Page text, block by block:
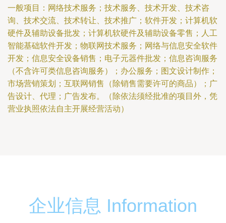
一般项目：网络技术服务；技术服务、技术开发、技术咨
询、技术交流、技术转让、技术推广；软件开发；计算机软
硬件及辅助设备批发；计算机软硬件及辅助设备零售；人工
智能基础软件开发；物联网技术服务；网络与信息安全软件
开发；信息安全设备销售；电子元器件批发；信息咨询服务
（不含许可类信息咨询服务）；办公服务；图文设计制作；
市场营销策划；互联网销售（除销售需要许可的商品）；广
告设计、代理；广告发布。（除依法须经批准的项目外，凭
营业执照依法自主开展经营活动）
企业信息 Information